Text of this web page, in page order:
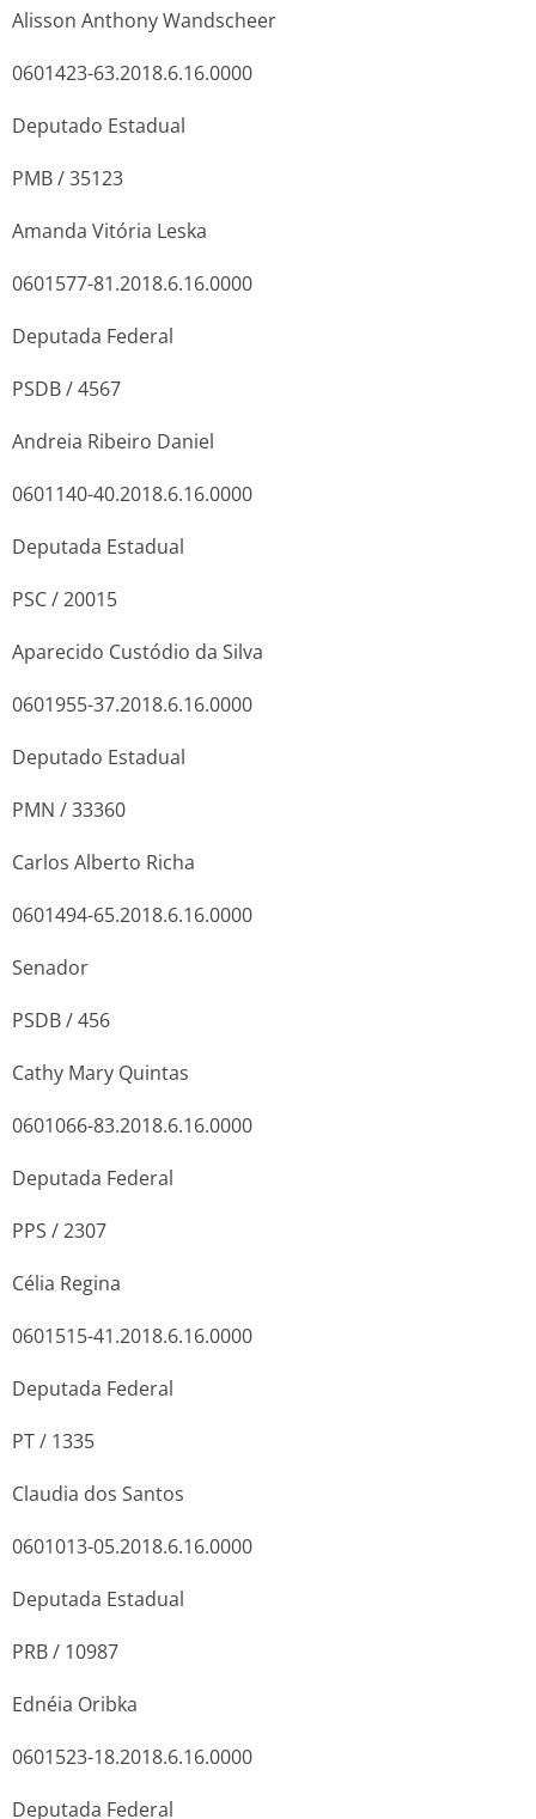
Alisson Anthony Wandscheer
0601423-63.2018.6.16.0000
Deputado Estadual
PMB / 35123
Amanda Vitória Leska
0601577-81.2018.6.16.0000
Deputada Federal
PSDB / 4567
Andreia Ribeiro Daniel
0601140-40.2018.6.16.0000
Deputada Estadual
PSC / 20015
Aparecido Custódio da Silva
0601955-37.2018.6.16.0000
Deputado Estadual
PMN / 33360
Carlos Alberto Richa
0601494-65.2018.6.16.0000
Senador
PSDB / 456
Cathy Mary Quintas
0601066-83.2018.6.16.0000
Deputada Federal
PPS / 2307
Célia Regina
0601515-41.2018.6.16.0000
Deputada Federal
PT / 1335
Claudia dos Santos
0601013-05.2018.6.16.0000
Deputada Estadual
PRB / 10987
Ednéia Oribka
0601523-18.2018.6.16.0000
Deputada Federal